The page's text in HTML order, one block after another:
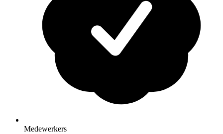
Medewerkers